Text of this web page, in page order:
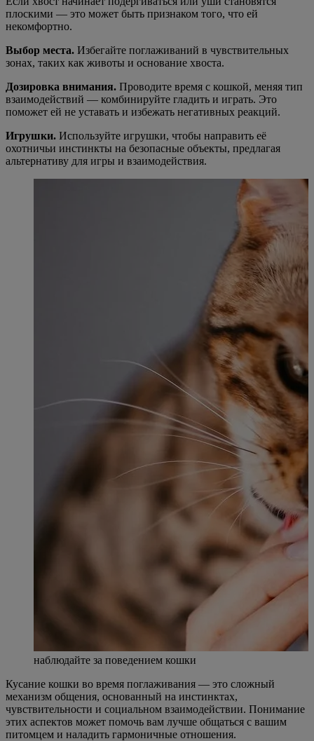
плоскими — это может быть признаком того, что ей
некомфортно.
Выбор места. Избегайте поглаживаний в чувствительных
зонах, таких как животы и основание хвоста.
Дозировка внимания. Проводите время с кошкой, меняя тип
взаимодействий — комбинируйте гладить и играть. Это
поможет ей не уставать и избежать негативных реакций.
Игрушки. Используйте игрушки, чтобы направить её
охотничьи инстинкты на безопасные объекты, предлагая
альтернативу для игры и взаимодействия.
наблюдайте за поведением кошки
Кусание кошки во время поглаживания — это сложный
механизм общения, основанный на инстинктах,
чувствительности и социальном взаимодействии. Понимание
этих аспектов может помочь вам лучше общаться с вашим
питомцем и наладить гармоничные отношения.